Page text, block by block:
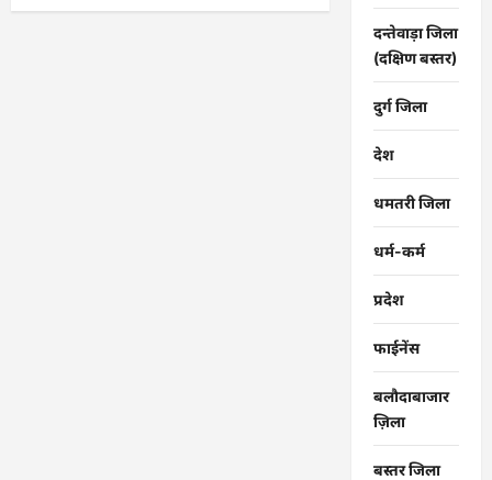
दन्तेवाड़ा जिला
(दक्षिण बस्तर)
दुर्ग जिला
देश
धमतरी जिला
धर्म-कर्म
प्रदेश
फाईनेंस
बलौदाबाजार
ज़िला
बस्तर जिला